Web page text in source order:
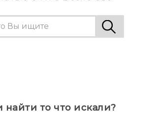
найти то что искали?